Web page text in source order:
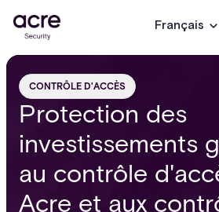
Français
CONTRÔLE D'ACCÈS
Protection des
investissements
au contrôle
Acre et aux